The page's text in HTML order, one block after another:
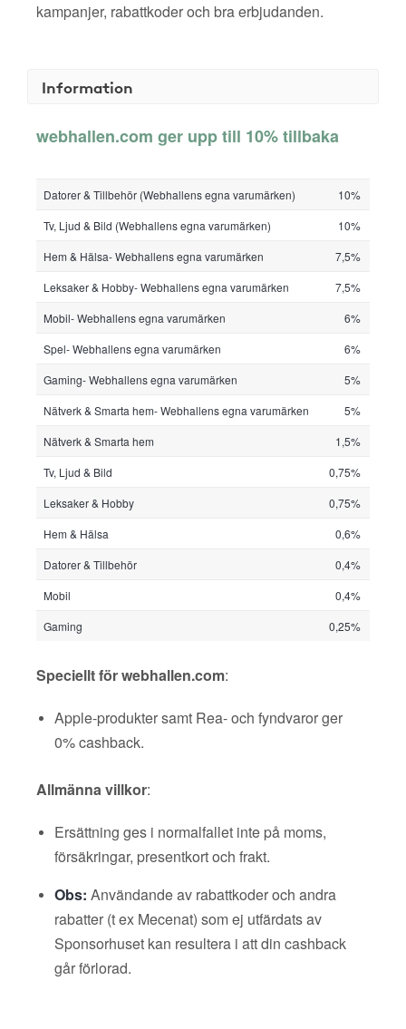
kampanjer, rabattkoder och bra erbjudanden.
Information
webhallen.com ger upp till 10% tillbaka
Datorer & Tillbehör (Webhallens egna varumärken)
10%
Tv, Ljud & Bild (Webhallens egna varumärken)
10%
Hem & Hälsa- Webhallens egna varumärken
7,5%
Leksaker & Hobby- Webhallens egna varumärken
7,5%
Mobil- Webhallens egna varumärken
6%
Spel- Webhallens egna varumärken
6%
Gaming- Webhallens egna varumärken
5%
Nätverk & Smarta hem- Webhallens egna varumärken
5%
Nätverk & Smarta hem
1,5%
Tv, Ljud & Bild
0,75%
Leksaker & Hobby
0,75%
Hem & Hälsa
0,6%
Datorer & Tillbehör
0,4%
Mobil
0,4%
Gaming
0,25%
Speciellt för webhallen.com:
Apple-produkter samt Rea- och fyndvaror ger
0% cashback.
Allmänna villkor:
Ersättning ges i normalfallet inte på moms,
försäkringar, presentkort och frakt.
Obs: Användande av rabattkoder och andra
rabatter (t ex Mecenat) som ej utfärdats av
Sponsorhuset kan resultera i att din cashback
går förlorad.